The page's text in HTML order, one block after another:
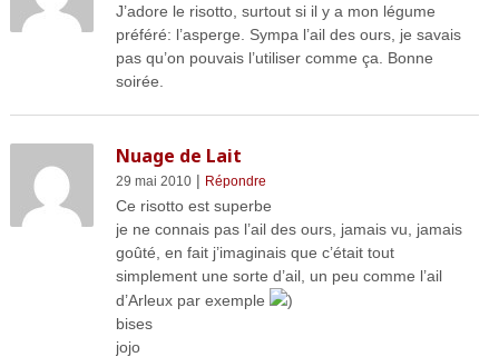
J’adore le risotto, surtout si il y a mon légume
préféré: l’asperge. Sympa l’ail des ours, je savais
pas qu’on pouvais l’utiliser comme ça. Bonne
soirée.
Nuage de Lait
29 mai 2010| Répondre
Ce risotto est superbe
je ne connais pas l’ail des ours, jamais vu, jamais
goûté, en fait j’imaginais que c’était tout
simplement une sorte d’ail, un peu comme l’ail
d’Arleux par exemple
)
bises
jojo